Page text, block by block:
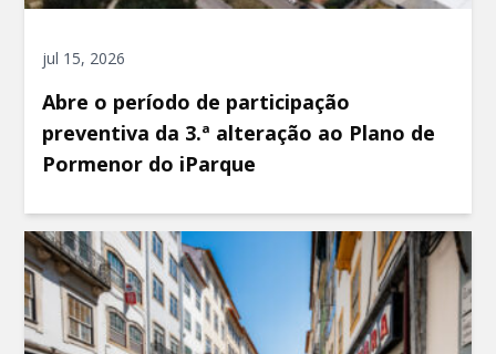
jul 15, 2026
Abre o período de participação
preventiva da 3.ª alteração ao Plano de
Pormenor do iParque